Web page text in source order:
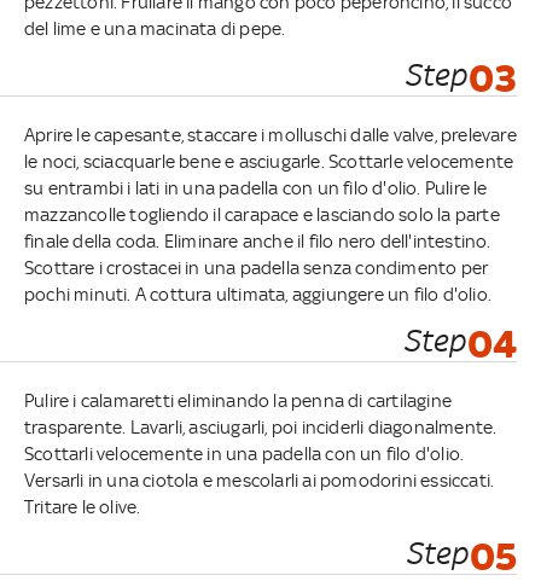
del lime e una macinata di pepe.
Step03
Aprire le capesante, staccare i molluschi dalle valve, prelevare
le noci, sciacquarle bene e asciugarle. Scottarle velocemente
su entrambi i lati in una padella con un filo d'olio. Pulire le
mazzancolle togliendo il carapace e lasciando solo la parte
finale della coda. Eliminare anche il filo nero dell'intestino.
Scottare i crostacei in una padella senza condimento per
pochi minuti. A cottura ultimata, aggiungere un filo d'olio.
Step04
Pulire i calamaretti eliminando la penna di cartilagine
trasparente. Lavarli, asciugarli, poi inciderli diagonalmente.
Scottarli velocemente in una padella con un filo d'olio.
Versarli in una ciotola e mescolarli ai pomodorini essiccati.
Tritare le olive.
Step05